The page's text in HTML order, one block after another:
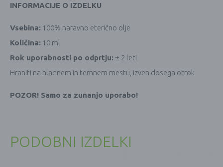
INFORMACIJE O IZDELKU
Vsebina: 100% naravno eterično olje
Količina: 10 ml
Rok uporabnosti po odprtju: ± 2 leti
Hraniti na hladnem in temnem mestu, izven dosega otrok
POZOR! Samo za zunanjo uporabo!
PODOBNI IZDELKI